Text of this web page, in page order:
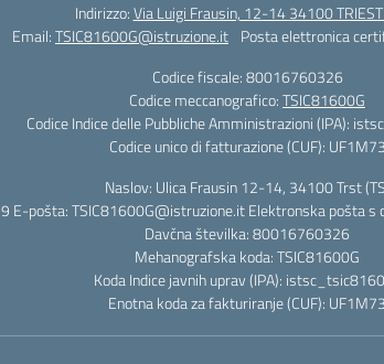
Indirizzo:Via Luigi Frausin, 12-14 34100
Email:TSIC81600G@istruzione.it Posta elettronica
Codice fiscale: 80016760326
Codice meccanografico:TSIC81600G
Codice Indice delle Pubbliche Amministrazioni (IPA):
Codice unico di fatturazione (CUF): UF1M73
Naslov: Ulica Frausin 12-14, 34100 Trst
E-pošta: TSIC81600G@istruzione.it Elektronska pošta
Davčna številka: 80016760326
Mehanografska koda: TSIC81600G
Koda Indice javnih uprav (IPA):
Enotna koda za fakturiranje (CUF): UF1M73